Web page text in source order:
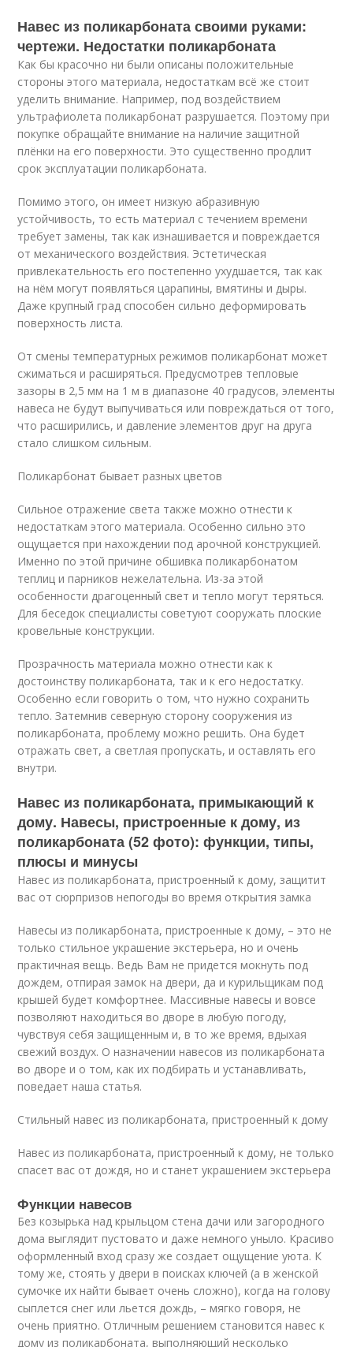
Навес из поликарбоната своими руками:
чертежи. Недостатки поликарбоната
Как бы красочно ни были описаны положительные
стороны этого материала, недостаткам всё же стоит
уделить внимание. Например, под воздействием
ультрафиолета поликарбонат разрушается. Поэтому при
покупке обращайте внимание на наличие защитной
плёнки на его поверхности. Это существенно продлит
срок эксплуатации поликарбоната.
Помимо этого, он имеет низкую абразивную
устойчивость, то есть материал с течением времени
требует замены, так как изнашивается и повреждается
от механического воздействия. Эстетическая
привлекательность его постепенно ухудшается, так как
на нём могут появляться царапины, вмятины и дыры.
Даже крупный град способен сильно деформировать
поверхность листа.
От смены температурных режимов поликарбонат может
сжиматься и расширяться. Предусмотрев тепловые
зазоры в 2,5 мм на 1 м в диапазоне 40 градусов, элементы
навеса не будут выпучиваться или повреждаться от того,
что расширились, и давление элементов друг на друга
стало слишком сильным.
Поликарбонат бывает разных цветов
Сильное отражение света также можно отнести к
недостаткам этого материала. Особенно сильно это
ощущается при нахождении под арочной конструкцией.
Именно по этой причине обшивка поликарбонатом
теплиц и парников нежелательна. Из-за этой
особенности драгоценный свет и тепло могут теряться.
Для беседок специалисты советуют сооружать плоские
кровельные конструкции.
Прозрачность материала можно отнести как к
достоинству поликарбоната, так и к его недостатку.
Особенно если говорить о том, что нужно сохранить
тепло. Затемнив северную сторону сооружения из
поликарбоната, проблему можно решить. Она будет
отражать свет, а светлая пропускать, и оставлять его
внутри.
Навес из поликарбоната, примыкающий к
дому. Навесы, пристроенные к дому, из
поликарбоната (52 фото): функции, типы,
плюсы и минусы
Навес из поликарбоната, пристроенный к дому, защитит
вас от сюрпризов непогоды во время открытия замка
Навесы из поликарбоната, пристроенные к дому, – это не
только стильное украшение экстерьера, но и очень
практичная вещь. Ведь Вам не придется мокнуть под
дождем, отпирая замок на двери, да и курильщикам под
крышей будет комфортнее. Массивные навесы и вовсе
позволяют находиться во дворе в любую погоду,
чувствуя себя защищенным и, в то же время, вдыхая
свежий воздух. О назначении навесов из поликарбоната
во дворе и о том, как их подбирать и устанавливать,
поведает наша статья.
Стильный навес из поликарбоната, пристроенный к дому
Навес из поликарбоната, пристроенный к дому, не только
спасет вас от дождя, но и станет украшением экстерьера
Функции навесов
Без козырька над крыльцом стена дачи или загородного
дома выглядит пустовато и даже немного уныло. Красиво
оформленный вход сразу же создает ощущение уюта. К
тому же, стоять у двери в поисках ключей (а в женской
сумочке их найти бывает очень сложно), когда на голову
сыплется снег или льется дождь, – мягко говоря, не
очень приятно. Отличным решением становится навес к
дому из поликарбоната, выполняющий несколько